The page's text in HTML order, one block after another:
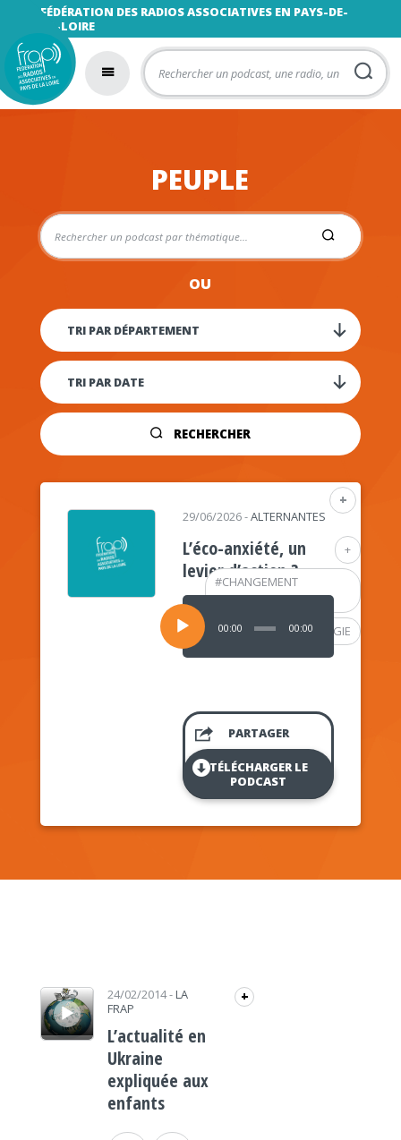
FÉDÉRATION DES RADIOS ASSOCIATIVES EN PAYS-DE-
LA-LOIRE
PEUPLE
OU
RECHERCHER
+
+
#CHANGEMENT
CLIMATIQUE
#PSYCHOLOGIE
29/06/2026-ALTERNANTES
L’éco-anxiété, un
levier d’action ?
Lecteur
audio
00:00 00:00
PARTAGER
TÉLÉCHARGER LE
PODCAST
Lecteur audio 24/02/2014- LA
FRAP
+
L’actualité en
Ukraine
expliquée aux
enfants